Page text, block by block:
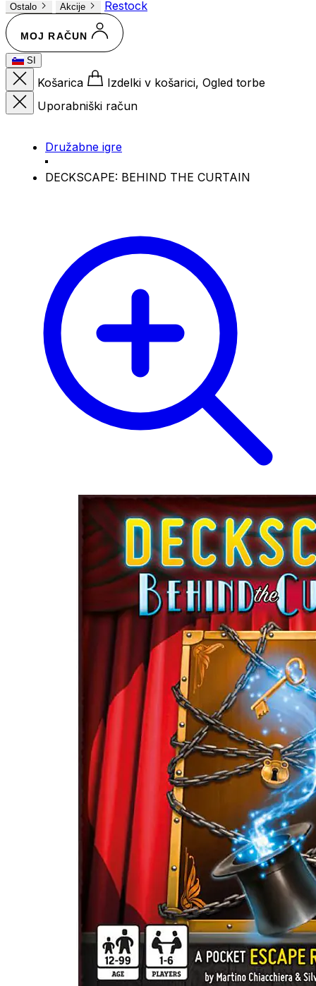
Ostalo
Akcije Restock
MOJ RAČUN
SI
Košarica
Izdelki v košarici, Ogled torbe
Uporabniški račun
Družabne igre
DECKSCAPE: BEHIND THE CURTAIN